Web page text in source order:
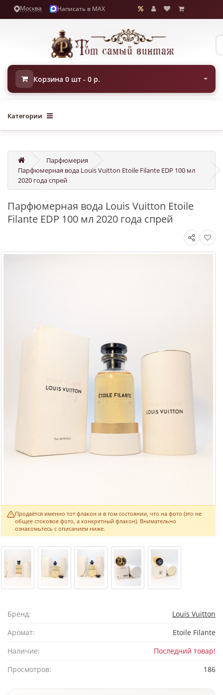
Москва Написать в MAX
Корзина 0 шт - 0 р.
Категории
Парфюмерия
Парфюмерная вода Louis Vuitton Etoile Filante EDP 100 мл
2020 года спрей
Парфюмерная вода Louis Vuitton Etoile
Filante EDP 100 мл 2020 года спрей
Продаётся именно тот флакон и в том состоянии, что на фото (это не
общее стоковое фото, а конкретный флакон). Внимательно
ознакомьтесь с описанием ниже.
Бренд:
Louis Vuitton
Аромат:
Etoile Filante
Наличие:
Последний товар!
Просмотров:
186